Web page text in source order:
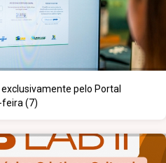
pelo Portal
feira (7)